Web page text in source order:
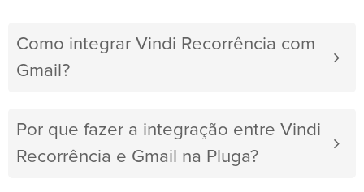
Como integrar Vindi Recorrência com
Gmail?
Por que fazer a integração entre Vindi
Recorrência e Gmail na Pluga?